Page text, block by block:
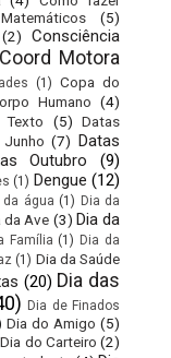
(5)
(2)
Consciência
Coord Motora
(1) Copa do
Humano (4)
(5) Datas
(7) Datas
Outubro
(9)
(1) Dengue (12)
da água (1) Dia da
da Ave (3) Dia da
Família (1) Dia da
(1) Dia da Saúde
(20) Dia das
Dia de Finados
Dia do Amigo (5)
Dia do Carteiro (2)